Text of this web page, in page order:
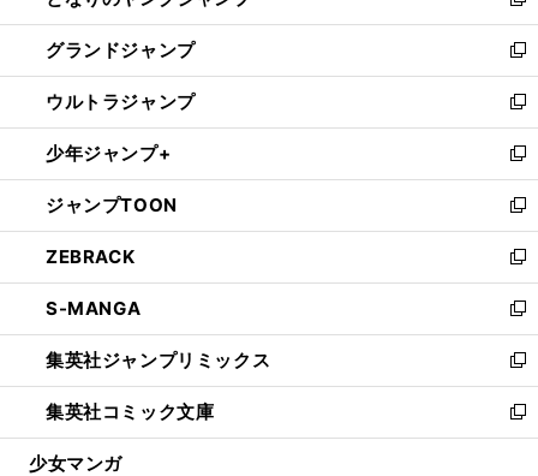
ウ
で
開
く
ン
ド
ウ
で
開
く
ウ
ィ
ン
ド
ウ
で
開
く
し
い
ウ
ィ
ン
ド
ウ
で
開
く
グランドジャンプ
新
し
い
ウ
ィ
ン
ド
ウ
で
開
く
ウルトラジャンプ
新
し
い
ウ
ィ
ン
ド
ウ
で
開
く
少年ジャンプ+
新
し
い
ウ
ィ
ン
ド
ウ
で
開
く
ジャンプTOON
新
し
い
ウ
ィ
ン
ド
ウ
で
開
ZEBRACK
新
し
い
ウ
ィ
ン
ド
ウ
S-MANGA
新
し
い
ウ
ィ
ン
集英社ジャンプリミックス
新
し
い
ウ
集英社コミック文庫
新
し
少女マンガ